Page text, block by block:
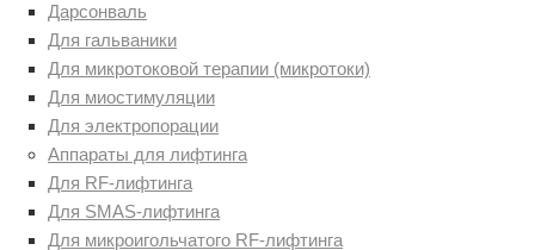
Дарсонваль
Для гальваники
Для микротоковой терапии (микротоки)
Для миостимуляции
Для электропорации
Аппараты для лифтинга
Для RF-лифтинга
Для SMAS-лифтинга
Для микроигольчатого RF-лифтинга